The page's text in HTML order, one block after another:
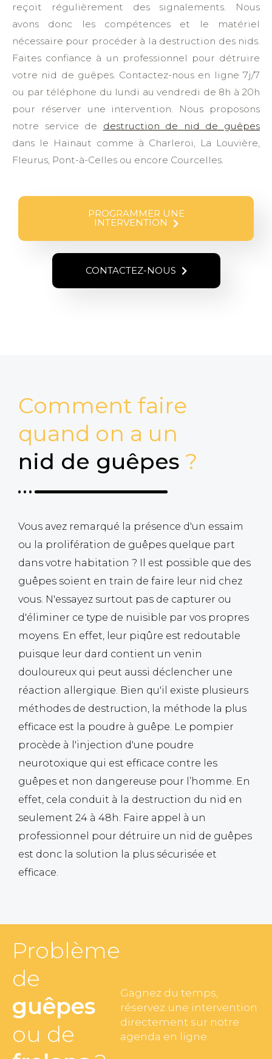
reçoit régulièrement des signalements. Nous
avons donc les compétences et le matériel
nécessaire pour procéder à la destruction des nids.
Faites confiance à un professionnel pour détruire
votre nid de guêpes. Contactez-nous en ligne 7j/7
ou par téléphone du lundi au vendredi de 8h à 20h
pour réserver une intervention. Nous proposons
notre service de destruction de nid de guêpes
dans le Hainaut comme à Charleroi, La Louvière,
Fleurus, Pont-à-Celles ou encore Courcelles.
PROGRAMMER UNE
INTERVENTION
CONTACTEZ-NOUS
Comment faire
quand on a un
nid de guêpes ?
Vous avez remarqué la présence d'un essaim
ou la prolifération de guêpes quelque part
dans votre habitation ? Il est possible que des
guêpes soient en train de faire leur nid chez
vous. N'essayez surtout pas de capturer ou
d'éliminer ce type de nuisible par vos propres
moyens. En effet, leur piqûre est redoutable
puisque leur dard contient un venin
douloureux qui peut aussi déclencher une
réaction allergique. Bien qu'il existe plusieurs
méthodes de destruction, la méthode la plus
efficace est la poudre à guêpe. Le pompier
procède à l'injection d'une poudre
neurotoxique qui est efficace contre les
guêpes et non dangereuse pour l’homme. En
effet, cela conduit à la destruction du nid en
seulement 24 à 48h. Faire appel à un
professionnel pour détruire un nid de guêpes
est donc la solution la plus sécurisée et
efficace.
Problème
de
guêpes
ou de
Gagnez du temps,
réservez une intervention
directement sur notre
agenda en ligne.